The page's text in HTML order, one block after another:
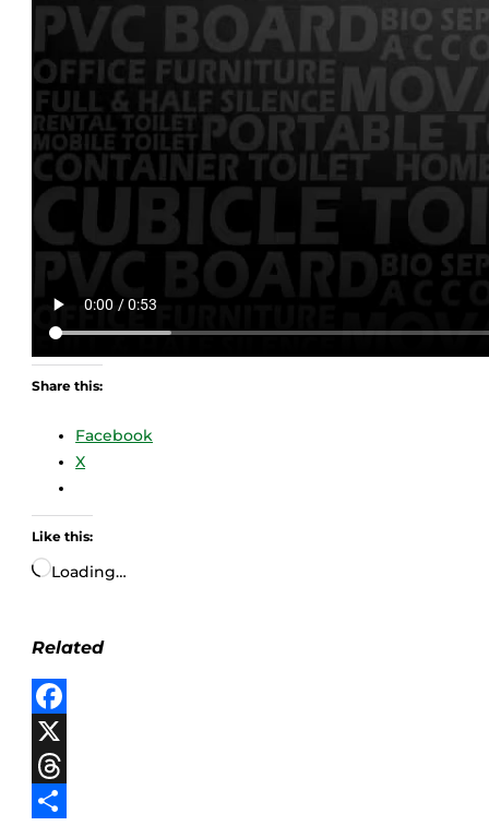
Share this:
Facebook
X
Like this:
Loading…
Related
Facebook
X
Threads